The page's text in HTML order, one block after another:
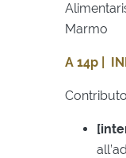
Marmo
A 14p |